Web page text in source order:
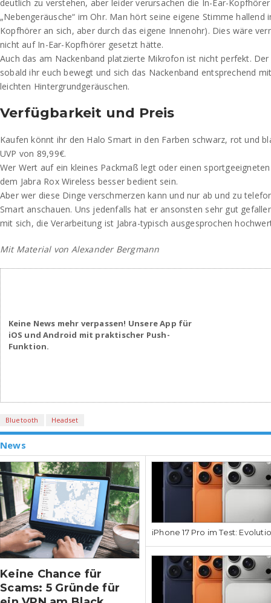
deutlich zu verstehen, aber leider verursachen die In-Ear-
„Nebengeräusche“ im Ohr. Man hört seine eigene Stimme hallend
Kopfhörer an sich, aber durch das eigene Innenohr). Dies wäre
nicht auf In-Ear-Kopfhörer gesetzt hätte.
Auch das am Nackenband platzierte Mikrofon ist nicht perfekt.
sobald ihr euch bewegt und sich das Nackenband entsprechend
leichten Hintergrundgeräuschen.
Verfügbarkeit und Preis
Kaufen könnt ihr den Halo Smart in den Farben schwarz, rot und
UVP von 89,99€.
Wer Wert auf ein kleines Packmaß legt oder einen
dem Jabra Rox Wireless besser bedient sein.
Aber wer diese Dinge verschmerzen kann und nur ab und zu
Smart anschauen. Uns jedenfalls hat er ansonsten sehr gut
mit sich, die Verarbeitung ist Jabra-typisch ausgesprochen
Mit Material von Alexander Bergmann
Keine News mehr verpassen! Unsere App für
iOS und Android mit praktischer Push-
Funktion.
Bluetooth Headset
News
Keine Chance für
Scams: 5 Gründe für
iPhone 17 Pro im Test: